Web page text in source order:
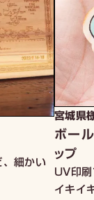
細かい
宮城県
ボー
ップ
UV印
イキイ